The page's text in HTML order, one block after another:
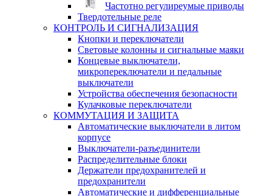
Частотно регулиреумые приводы
Твердотельные реле
КОНТРОЛЬ И СИГНАЛИЗАЦИЯ
Кнопки и переключатели
Световые колонны и сигнальные маяки
Концевые выключатели,
микропереключатели и педальные
выключатели
Устройства обеспечения безопасности
Кулачковые переключатели
КОММУТАЦИЯ И ЗАЩИТА
Автоматические выключатели в литом
корпусе
Выключатели-разъединители
Распределительные блоки
Держатели предохранителей и
предохранители
Автоматические и дифференциальные